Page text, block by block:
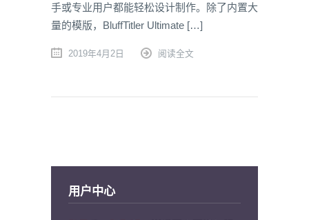
手或专业用户都能轻松设计制作。除了内置大
量的模版，BluffTitler Ultimate […]
2019年4月2日 阅读全文
用户中心